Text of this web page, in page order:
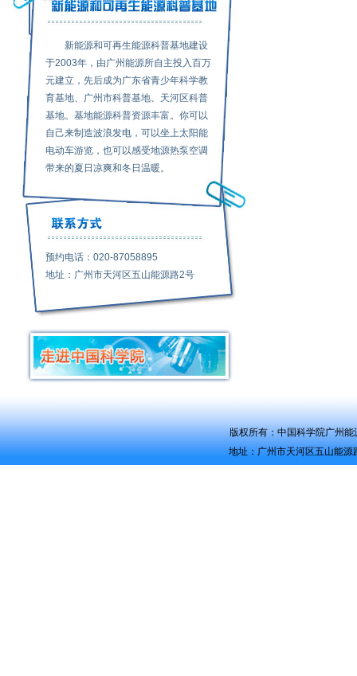
新能源和可再生能源科普基地建设
于2003年，由广州能源所自主投入百万
元建立，先后成为广东省青少年科学教
育基地、广州市科普基地、天河区科普
基地。基地能源科普资源丰富。你可以
自己来制造波浪发电，可以坐上太阳能
电动车游览，也可以感受地源热泵空调
带来的夏日凉爽和冬日温暖。
预约电话：020-87058895
地址：广州市天河区五山能源路2号
版权所有：中国科学院广州能
地址：广州市天河区五山能源